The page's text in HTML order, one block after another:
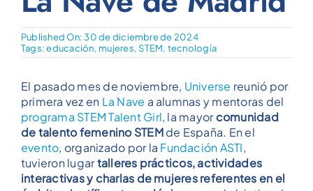
Published On: 30 de diciembre de 2024
Tags:educación, mujeres,STEM, tecnología
El pasado mes de noviembre, Universe reunió por
primera vez en La Nave a alumnas y mentoras del
programa STEM Talent Girl, la mayorcomunidad
de talento femenino STEMde España. En el
evento, organizado por la Fundación ASTI,
tuvieron lugartalleres prácticos, actividades
interactivas y charlas de mujeres referentes en el